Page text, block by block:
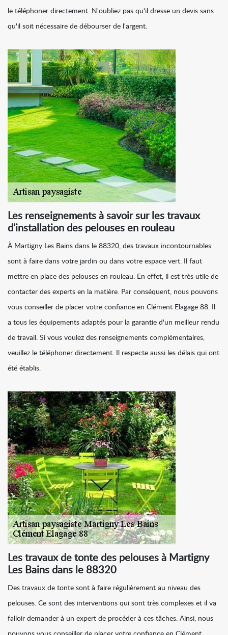
le téléphoner directement. N'oubliez pas qu'il dresse un devis sans
qu'il soit nécessaire de débourser de l'argent.
Les renseignements à savoir sur les travaux
d'installation des pelouses en rouleau
À Martigny Les Bains dans le 88320, des travaux incontournables
sont à faire dans votre jardin ou dans votre espace vert. Il faut
mettre en place des pelouses en rouleau. En effet, il est très utile de
contacter des experts en la matière. Par conséquent, nous pouvons
vous conseiller de placer votre confiance en Clément Elagage 88. Il
a tous les équipements adaptés pour la garantie d'un meilleur rendu
de travail. Si vous voulez des renseignements complémentaires,
veuillez le téléphoner directement. Il respecte aussi les délais qui ont
été établis.
Les travaux de tonte des pelouses à Martigny
Les Bains dans le 88320
Des travaux de tonte sont à faire régulièrement au niveau des
pelouses. Ce sont des interventions qui sont très complexes et il va
falloir demander à un expert de procéder à ces tâches. Ainsi, nous